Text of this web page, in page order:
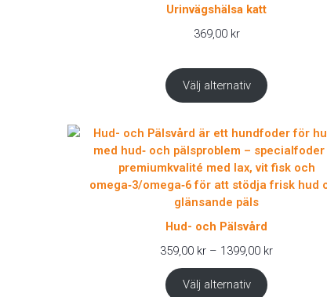
Urinvägshälsa katt
369,00 kr
Välj alternativ
Hud- och Pälsvård
359,00 kr – 1399,00 krPrisintervall:
Välj alternativ